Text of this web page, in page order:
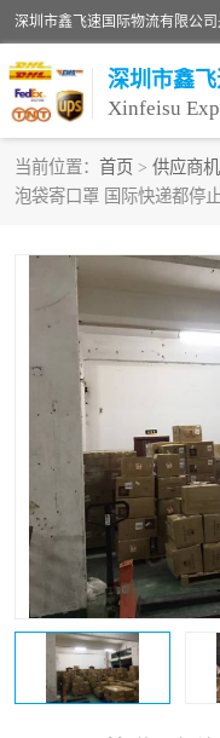
深圳市鑫
Xinfeisu
当前位置： 首页 > 供应商机
泡袋寄口罩 国际快递都停
联邦快递
俄罗斯快递
深圳DHL国际快递
UPS国际快递
深圳国际物流公司
DHL国际快递电话
新能源电池出口物流